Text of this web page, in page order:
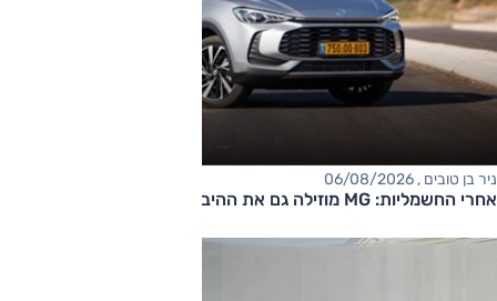
ניר בן טובים , 06/08/2026
אחרי החשמליות: MG מוזילה גם את ההיברידיות